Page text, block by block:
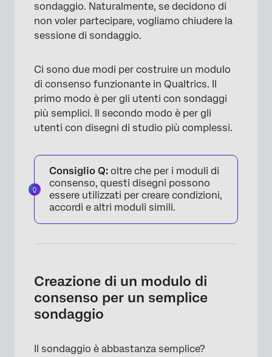
FAQs
sondaggio. Naturalmente, se decidono di
non voler partecipare, vogliamo chiudere la
sessione di sondaggio.
Ci sono due modi per costruire un modulo
di consenso funzionante in Qualtrics. Il
primo modo è per gli utenti con sondaggi
più semplici. Il secondo modo è per gli
utenti con disegni di studio più complessi.
Consiglio Q: oltre che per i moduli di
consenso, questi disegni possono
essere utilizzati per creare condizioni,
accordi e altri moduli simili.
Creazione di un modulo di
consenso per un semplice
sondaggio
Il sondaggio è abbastanza semplice?